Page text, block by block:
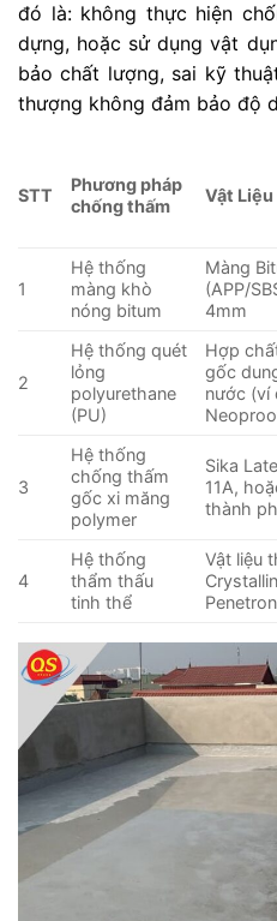
đó là: không thực hiện
dựng, hoặc sử dụng vật
bảo chất lượng, sai kỹ
thượng không đảm bảo độ
STT
Phương pháp
chống thấm
Vật
1
Hệ thống
màng khò
nóng bitum
Màng
(APP/
4mm
2
Hệ thống quét
lỏng
polyurethane
(PU)
Hợp
gốc
nước (ví
3
Hệ thống
chống thấm
gốc xi măng
polymer
Sika
11A,
thành
4
Hệ thống
thẩm thấu
tinh thể
Vật liệu